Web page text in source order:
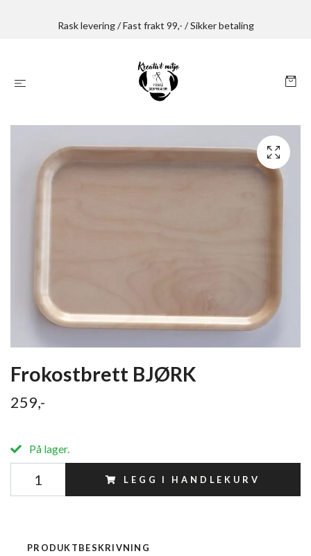
Rask levering / Fast frakt 99,- / Sikker betaling
Frokostbrett BJØRK
259,-
På lager.
LEGG I HANDLEKURV
PRODUKTBESKRIVNING